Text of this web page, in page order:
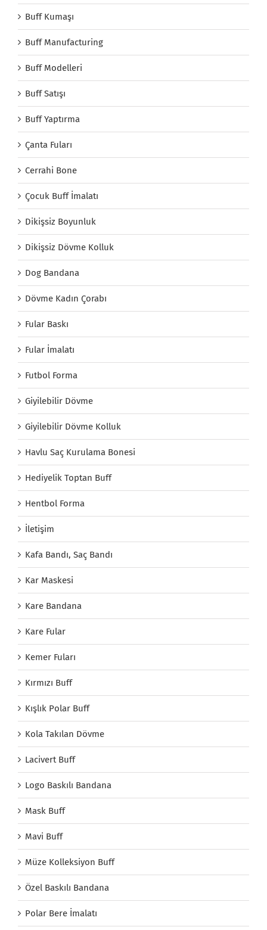
Buff Kumaşı
Buff Manufacturing
Buff Modelleri
Buff Satışı
Buff Yaptırma
Çanta Fuları
Cerrahi Bone
Çocuk Buff İmalatı
Dikişsiz Boyunluk
Dikişsiz Dövme Kolluk
Dog Bandana
Dövme Kadın Çorabı
Fular Baskı
Fular İmalatı
Futbol Forma
Giyilebilir Dövme
Giyilebilir Dövme Kolluk
Havlu Saç Kurulama Bonesi
Hediyelik Toptan Buff
Hentbol Forma
İletişim
Kafa Bandı, Saç Bandı
Kar Maskesi
Kare Bandana
Kare Fular
Kemer Fuları
Kırmızı Buff
Kışlık Polar Buff
Kola Takılan Dövme
Lacivert Buff
Logo Baskılı Bandana
Mask Buff
Mavi Buff
Müze Kolleksiyon Buff
Özel Baskılı Bandana
Polar Bere İmalatı